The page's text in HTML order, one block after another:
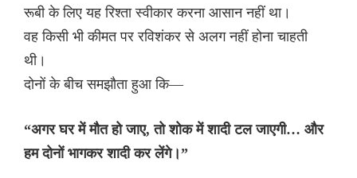
रूबी के लिए यह रिश्ता स्वीकार करना आसान नहीं था।
वह किसी भी कीमत पर रविशंकर से अलग नहीं होना चाहती
थी।
दोनों के बीच समझौता हुआ कि—
“अगर घर में मौत हो जाए, तो शोक में शादी टल जाएगी… और
हम दोनों भागकर शादी कर लेंगे।”